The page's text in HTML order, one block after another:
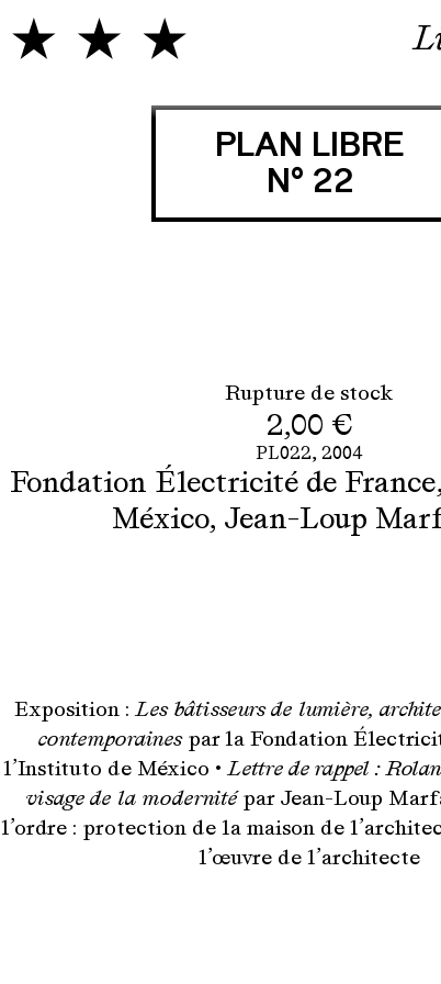
PLAN LIBRE
N° 22
Rupture de stock
2,00 €
PL022, 2004
Fondation Électricité de France,
México, Jean-Loup
Exposition :Les bâtisseurs de lumière,
contemporainespar la Fondation
l’Instituto de México •Lettre de rappel :
visage de la modernitépar Jean-Loup
l’ordre : protection de la maison de
l’œuvre de l’architecte